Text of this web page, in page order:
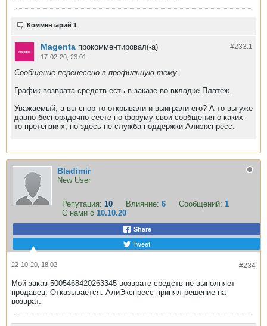
Комментарий 1
#233.1
Magenta прокомментировал(-а)
17-02-20, 23:01
Сообщение перенесено в профильную тему.
График возврата средств есть в заказе во вкладке Платёж.
Уважаемый, а вы спор-то открывали и выиграли его? А то вы уже
давно беспорядочно сеете по форуму свои сообщения о каких-
то претензиях, но здесь не служба поддержки Алиэкспресс.
Bladimir
New User
Репутация: 10 Влияние: 6 Сообщений: 1
С нами с 10.10.20
Share
Tweet
#234
22-10-20, 18:02
Мой заказ 5005468420263345 возврате средств не выполняет
продавец. Отказывается. АлиЭкспресс принял решение на
возврат.